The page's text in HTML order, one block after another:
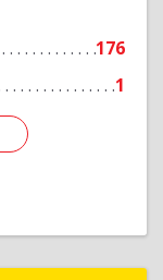
176
1
Подробнее